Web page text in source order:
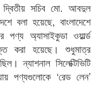
দ্বিতীয় সচিব মো. আবদুল
বলা হয়েছে, বাংলাদেশে
অ্যাসাইকুডা ওয়ার্ল্ড
করা হয়েছে। শুধুমাত্র
ন্যাশনাল সিলেক্টিভিটি
পণ্যগুলোকে ‘রেড লেন’